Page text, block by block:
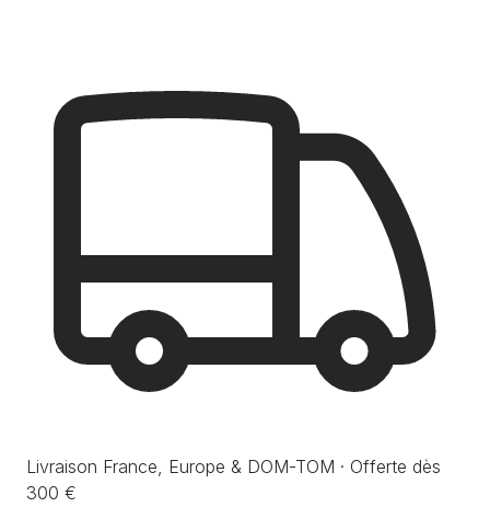
Livraison France, Europe & DOM-TOM · Offerte dès
300 €